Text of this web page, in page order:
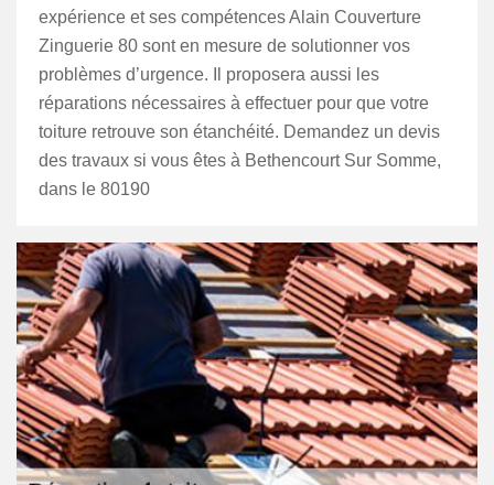
expérience et ses compétences Alain Couverture
Zinguerie 80 sont en mesure de solutionner vos
problèmes d’urgence. Il proposera aussi les
réparations nécessaires à effectuer pour que votre
toiture retrouve son étanchéité. Demandez un devis
des travaux si vous êtes à Bethencourt Sur Somme,
dans le 80190